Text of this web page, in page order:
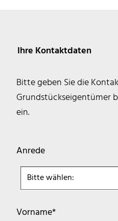
Ihre Kontaktdaten
Bitte geben Sie die
Grundstückseigentümer
ein.
Anrede
Pflichtfeld
Vorname*